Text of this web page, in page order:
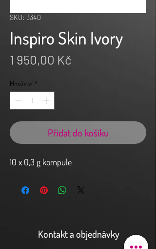
SKU: 3340
Inspiro Skin Ivory
1 950,00 Kč
Množství *
Přidat do košíku
10 x 0,3 g kompule
Kontakt a objednávky